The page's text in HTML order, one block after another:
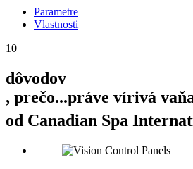
Parametre
Vlastnosti
10
dôvodov
, prečo...práve vírivá
od Canadian Spa